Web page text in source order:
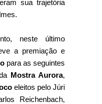
sua trajetória
neste último
a premiação e
para as seguintes
Mostra Aurora,
eleitos pelo Júri
Reichenbach,